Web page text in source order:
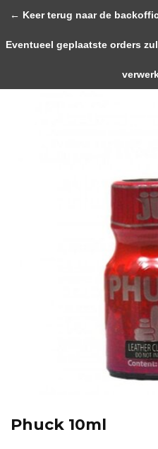
Home
Phuck 10ml
← Keer terug naar de
Eventueel geplaatste orders